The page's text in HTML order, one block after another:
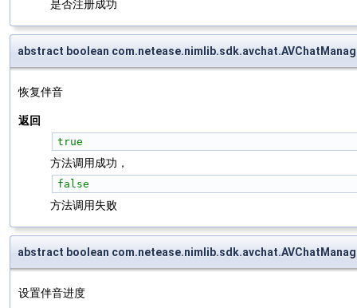
是否注册成功
abstract boolean
恢复伴音
返回
true
方法调用成功，
false
方法调用失败
abstract boolean
设置伴音进度